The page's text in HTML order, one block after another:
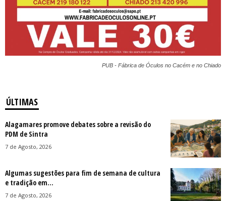
PUB - Fábrica de Óculos no Cacém e no Chiado
ÚLTIMAS
Alagamares promove debates sobre a revisão do
PDM de Sintra
7 de Agosto, 2026
Algumas sugestões para fim de semana de cultura
e tradição em...
7 de Agosto, 2026